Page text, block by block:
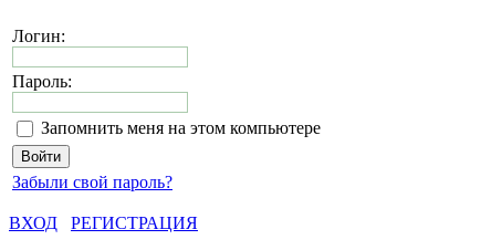
Логин:
Пароль:
Запомнить меня на этом компьютере
Забыли свой пароль?
ВХОД
РЕГИСТРАЦИЯ